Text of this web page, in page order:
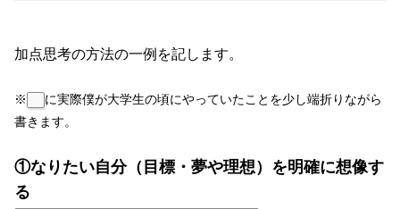
加点思考の方法の一例を記します。
※
に実際僕が大学生の頃にやっていたことを少し端折りながら
書きます。
①なりたい自分（目標・夢や理想）を明確に想像す
る